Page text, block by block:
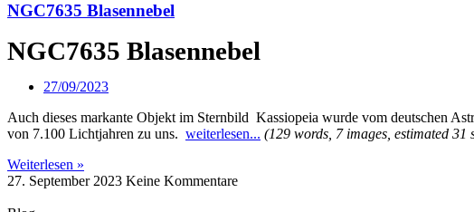
NGC7635 Blasennebel
NGC7635 Blasennebel
27/09/2023
Auch dieses markante Objekt im Sternbild Kassiopeia wurde vom deutschen
von 7.100 Lichtjahren zu uns. weiterlesen... (129 words, 7 images, estimated 31
Weiterlesen »
27. September 2023 Keine Kommentare